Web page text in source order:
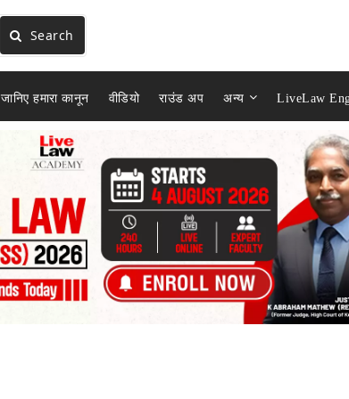
Search
जानिए हमारा कानून वीडियो राउंड अप अन्य LiveLaw